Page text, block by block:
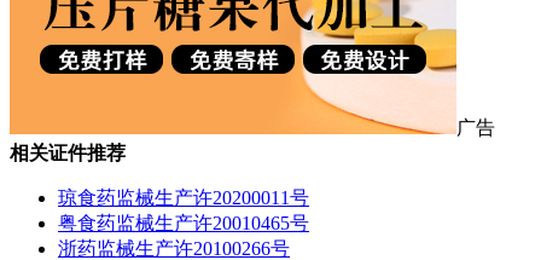
广告
相关证件推荐
琼食药监械生产许20200011号
粤食药监械生产许20010465号
浙药监械生产许20100266号